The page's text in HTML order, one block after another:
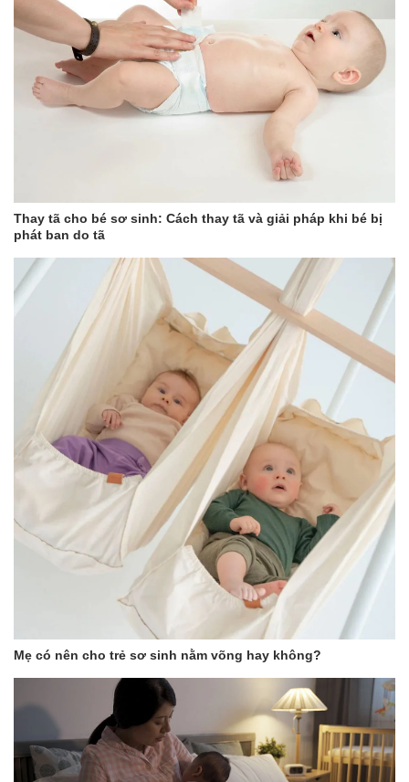
Thay tã cho bé sơ sinh: Cách thay tã và giải pháp khi bé bị
phát ban do tã
Mẹ có nên cho trẻ sơ sinh nằm võng hay không?